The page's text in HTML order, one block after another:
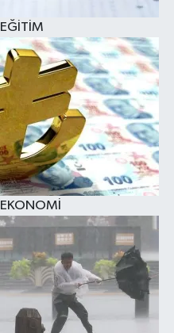
EĞİTİM
EKONOMİ